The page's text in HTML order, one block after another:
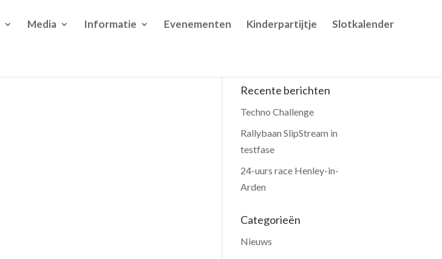
Media Informatie Evenementen Kinderpartijtje Slotkalender
Recente berichten
Techno Challenge
Rallybaan SlipStream in
testfase
24-uurs race Henley-in-
Arden
Categorieën
Nieuws